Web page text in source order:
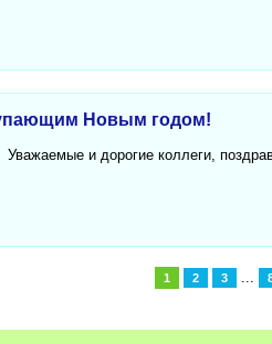
Новым годом!
Уважаемые и дорогие коллеги,
1 2 3 ...